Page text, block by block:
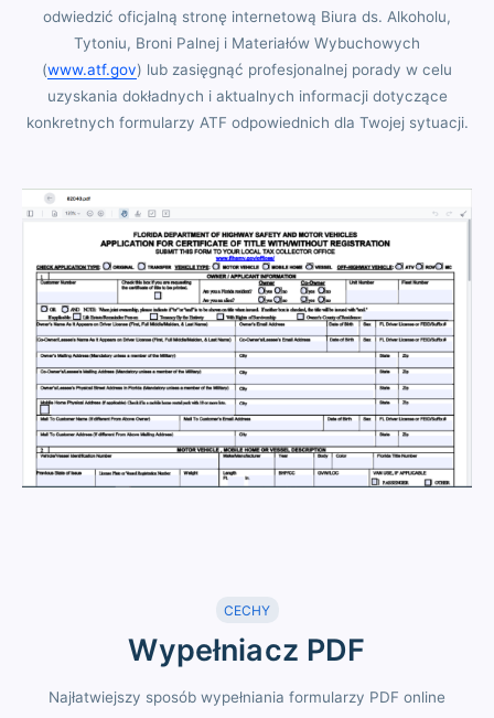
odwiedzić oficjalną stronę internetową Biura ds. Alkoholu,
Tytoniu, Broni Palnej i Materiałów Wybuchowych
(www.atf.gov) lub zasięgnąć profesjonalnej porady w celu
uzyskania dokładnych i aktualnych informacji dotyczące
konkretnych formularzy ATF odpowiednich dla Twojej sytuacji.
CECHY
Wypełniacz PDF
Najłatwiejszy sposób wypełniania formularzy PDF online